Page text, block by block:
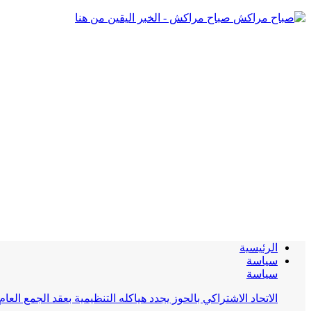
صباح مراكش - الخبر اليقين من هنا
الرئيسية
سياسة
سياسة
الاتحاد الاشتراكي بالحوز يجدد هياكله التنظيمية بعقد الجمع